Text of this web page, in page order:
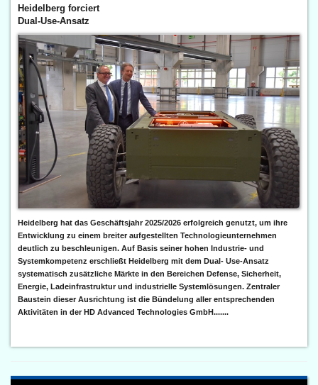
Heidelberg forciert
Dual-Use-Ansatz
Heidelberg hat das Geschäftsjahr 2025/2026 erfolgreich genutzt, um ihre
Entwicklung zu einem breiter aufgestellten Technologieunternehmen
deutlich zu beschleunigen. Auf Basis seiner hohen Industrie- und
Systemkompetenz erschließt Heidelberg mit dem Dual- Use-Ansatz
systematisch zusätzliche Märkte in den Bereichen Defense, Sicherheit,
Energie, Ladeinfrastruktur und industrielle Systemlösungen. Zentraler
Baustein dieser Ausrichtung ist die Bündelung aller entsprechenden
Aktivitäten in der HD Advanced Technologies GmbH.......